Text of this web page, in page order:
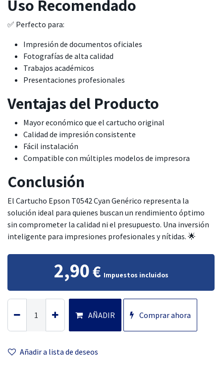
Uso Recomendado
✅ Perfecto para:
Impresión de documentos oficiales
Fotografías de alta calidad
Trabajos académicos
Presentaciones profesionales
Ventajas del Producto
Mayor económico que el cartucho original
Calidad de impresión consistente
Fácil instalación
Compatible con múltiples modelos de impresora
Conclusión
El Cartucho Epson T0542 Cyan Genérico representa la
solución ideal para quienes buscan un rendimiento óptimo
sin comprometer la calidad ni el presupuesto. Una inversión
inteligente para impresiones profesionales y nítidas. 🌟
2,90€ Impuestos incluidos
AÑADIR Comprar ahora
Añadir a lista de deseos